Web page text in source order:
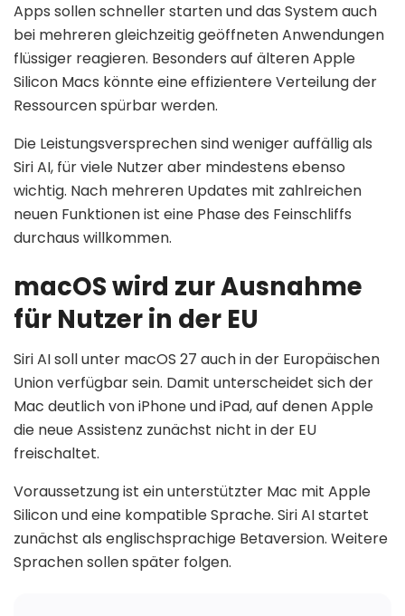
Apps sollen schneller starten und das System auch
bei mehreren gleichzeitig geöffneten Anwendungen
flüssiger reagieren. Besonders auf älteren Apple
Silicon Macs könnte eine effizientere Verteilung der
Ressourcen spürbar werden.
Die Leistungsversprechen sind weniger auffällig als
Siri AI, für viele Nutzer aber mindestens ebenso
wichtig. Nach mehreren Updates mit zahlreichen
neuen Funktionen ist eine Phase des Feinschliffs
durchaus willkommen.
macOS wird zur Ausnahme
für Nutzer in der EU
Siri AI soll unter macOS 27 auch in der Europäischen
Union verfügbar sein. Damit unterscheidet sich der
Mac deutlich von iPhone und iPad, auf denen Apple
die neue Assistenz zunächst nicht in der EU
freischaltet.
Voraussetzung ist ein unterstützter Mac mit Apple
Silicon und eine kompatible Sprache. Siri AI startet
zunächst als englischsprachige Betaversion. Weitere
Sprachen sollen später folgen.